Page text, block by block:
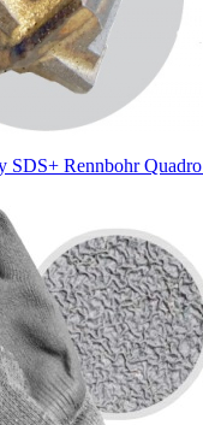
SDS+ Rennbohr Quadro